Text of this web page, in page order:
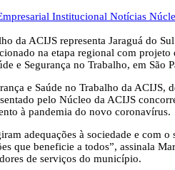
Institucional Notícias
da ACIJS representa Jaraguá do
na etapa regional com
e Segurança no Trabalho, em São
e Saúde no Trabalho da ACIJS,
pelo Núcleo da ACIJS
à pandemia do novo coronavírus.
adequações à sociedade e com
que beneficie a todos”, assinala
de serviços do município.